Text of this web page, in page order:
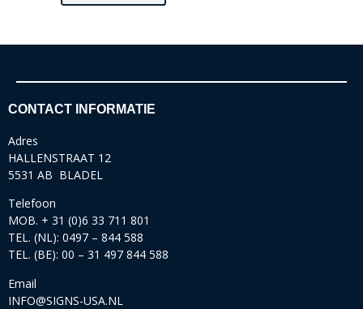
CONTACT INFORMATIE
Adres
HALLENSTRAAT 12
5531 AB BLADEL
Telefoon
MOB. + 31 (0)6 33 711 801
TEL. (NL): 0497 – 844 588
TEL. (BE): 00 – 31 497 844 588
Email
INFO@SIGNS-USA.NL